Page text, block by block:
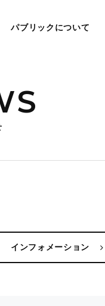
パブリックについて
インフォメーション